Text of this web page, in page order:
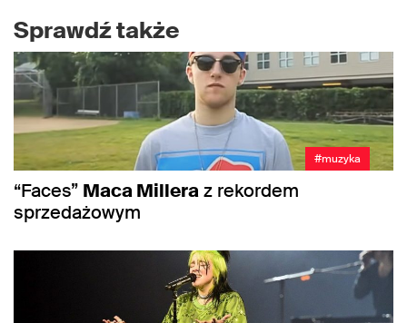
Sprawdź także
#muzyka
“Faces” Maca Milleraz rekordem
sprzedażowym